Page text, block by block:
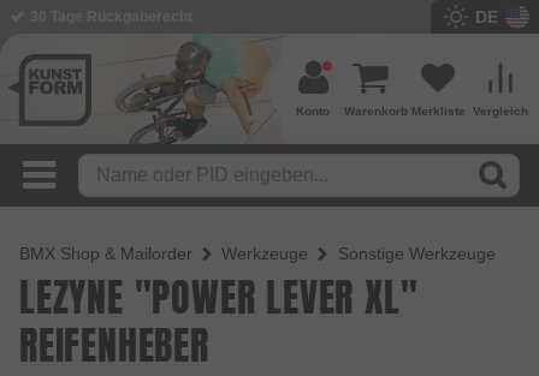
DE
Vergleich
Merkliste
Warenkorb
Konto
BMX Shop & Mailorder Werkzeuge Sonstige Werkzeuge
LEZYNE "POWER LEVER XL"
REIFENHEBER